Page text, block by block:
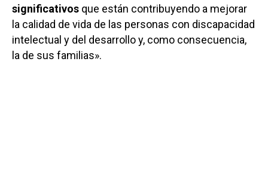
significativos que están contribuyendo a mejorar
la calidad de vida de las personas con discapacidad
intelectual y del desarrollo y, como consecuencia,
la de sus familias».